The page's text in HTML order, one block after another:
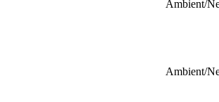
Ambient/
Ambient/